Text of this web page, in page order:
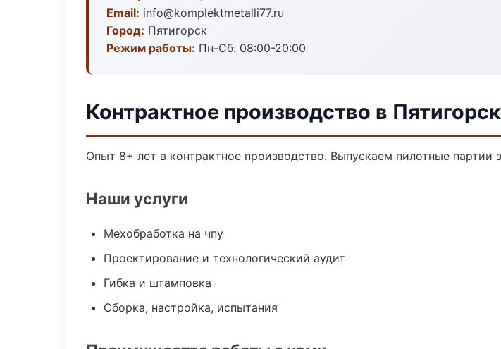
Email: info@komplektmetalli77.ru
Город: Пятигорск
Режим работы: Пн-Сб: 08:00-20:00
Контрактное производство в Пятигорск
Опыт 8+ лет в контрактное производство. Выпускаем пилотные
Наши услуги
Мехобработка на чпу
Проектирование и технологический аудит
Гибка и штамповка
Сборка, настройка, испытания